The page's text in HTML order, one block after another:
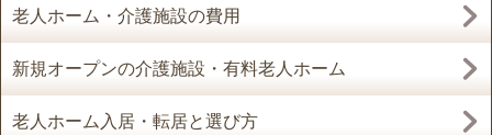
老人ホーム・介護施設の費用
新規オープンの介護施設・有料老人ホーム
老人ホーム入居・転居と選び方